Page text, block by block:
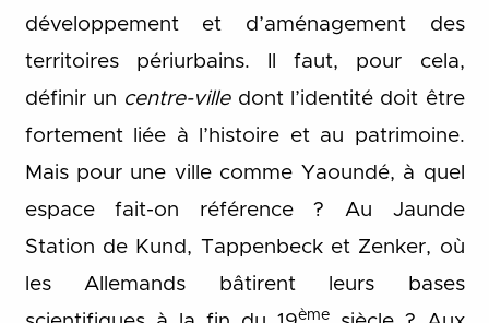
développement et d’aménagement des
territoires périurbains. Il faut, pour cela,
définir un centre-villedont l’identité doit être
fortement liée à l’histoire et au patrimoine.
Mais pour une ville comme Yaoundé, à quel
espace fait-on référence ? Au Jaunde
Station de Kund, Tappenbeck et Zenker, où
les Allemands bâtirent leurs bases
ème